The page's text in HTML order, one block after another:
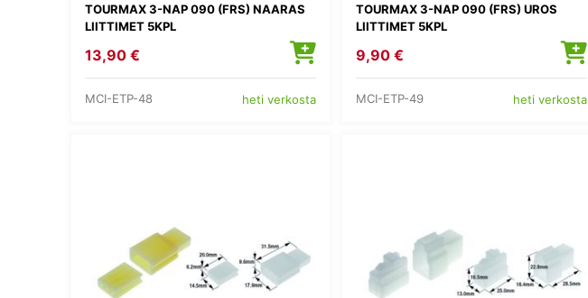
TOURMAX 3-NAP 090 (FRS) NAARAS
LIITTIMET 5KPL
13,90 €
MCI-ETP-48 heti verkosta
TOURMAX 3-NAP 090 (FRS) UROS
LIITTIMET 5KPL
9,90 €
MCI-ETP-49 heti verkosta